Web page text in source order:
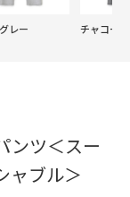
レー チャコー
ンツ＜スー
ャブル＞